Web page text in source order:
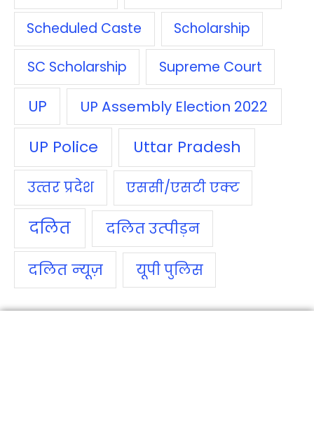
Scheduled Caste Scholarship
SC Scholarship Supreme Court
UP UP Assembly Election 2022
UP Police Uttar Pradesh
उत्‍तर प्रदेश एससी/एसटी एक्‍ट
दलित दलित उत्‍पीड़न
दलित न्‍यूज़ यूपी पुलिस